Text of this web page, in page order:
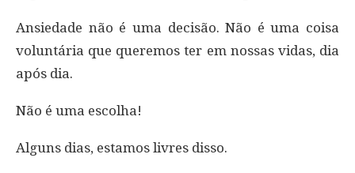
Ansiedade não é uma decisão. Não é uma coisa
voluntária que queremos ter em nossas vidas, dia
após dia.
Não é uma escolha!
Alguns dias, estamos livres disso.